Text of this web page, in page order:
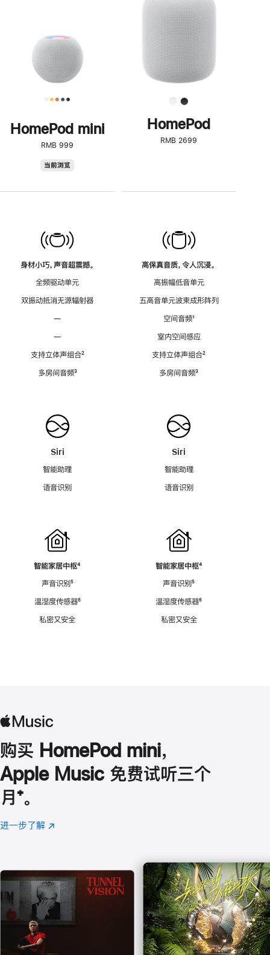
HomePod mini
RMB 999
当前浏览
身材小巧，声音超震撼。
全频驱动单元
双振动抵消无源辐射器
—
—
支持立体声组合脚
²
多房间音频脚
³
Siri
智能助理
语音识别
智能家居中枢脚
⁴
声音识别脚
⁵
温湿度传感器脚
⁶
私密又安全
了
解
HomePod<
HomePod
RMB 2699
高保真音质，令人沉浸。
高振幅低音单元
五高音单元波束成形阵列
空间音频脚
¹
室内空间感应
支持立体声组合脚
²
多房间音频脚
³
Siri
智能助理
语音识别
智能家居中枢脚
⁴
声音识别脚
⁵
温湿度传感器脚
⁶
私密又安全
购买 HomePod mini，
Apple Music 免费试听三个
月 脚
注
⁺。
进一步了解 Apple
(在
口
中
打
开)